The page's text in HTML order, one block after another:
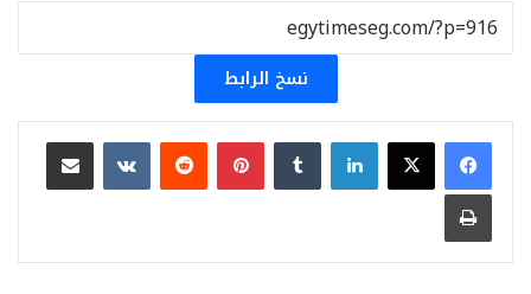
نسخ الرابط
لينكدإن بينتيريست
مشاركة عبر البريد
طباعة